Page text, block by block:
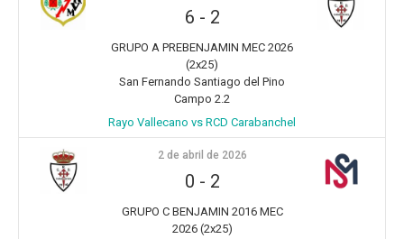
6 - 2
GRUPO A PREBENJAMIN MEC 2026
(2x25)
San Fernando Santiago del Pino
Campo 2.2
Rayo Vallecano vs RCD Carabanchel
2 de abril de 2026
0 - 2
GRUPO C BENJAMIN 2016 MEC
2026 (2x25)